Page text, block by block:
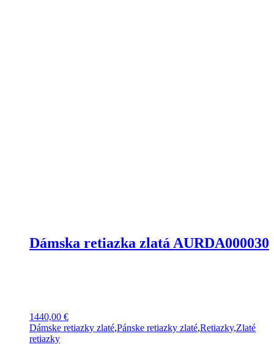
Dámska retiazka zlatá AURDA000030
1440,00 €
Dámske retiazky zlaté,Pánske retiazky zlaté,Retiazky,Zlaté
retiazky